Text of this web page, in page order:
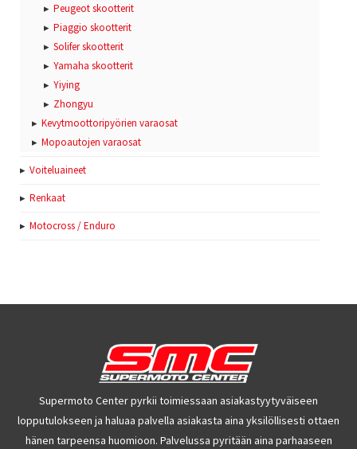
Peugeot skootterit
Piaggio skootterit
Solifer skootterit
Yamaha skootterit
Yiying
Zhongyu
Kevytmoottoripyörien varaosat
Mopoautojen varaosat
Voiteluaineet
Renkaat
Motocross / Enduro
Supermoto Center pyrkii toimiessaan asiakastyytyväiseen
lopputulokseen ja haluaa palvella asiakasta aina yksilöllisesti ottaen
hänen tarpeensa huomioon. Palvelussa pyritään aina parhaaseen